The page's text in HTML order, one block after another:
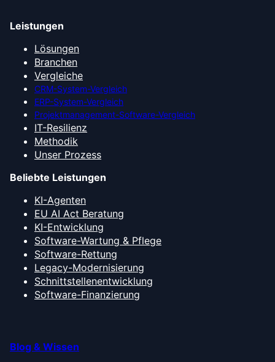
Leistungen
Lösungen
Branchen
Vergleiche
CRM-System-Vergleich
ERP-System-Vergleich
Projektmanagement-Software-Vergleich
IT-Resilienz
Methodik
Unser Prozess
Beliebte Leistungen
KI-Agenten
EU AI Act Beratung
KI-Entwicklung
Software-Wartung & Pflege
Software-Rettung
Legacy-Modernisierung
Schnittstellenentwicklung
Software-Finanzierung
Blog & Wissen